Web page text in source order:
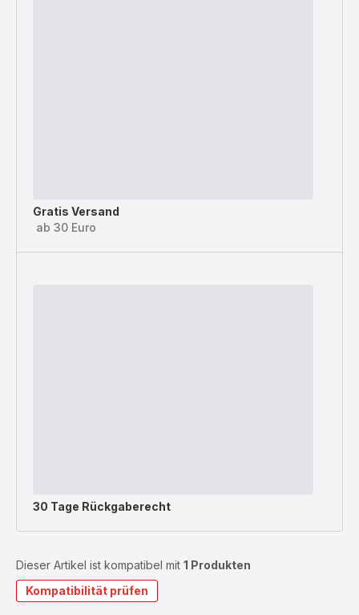
Gratis Versand
ab 30 Euro
30 Tage Rückgaberecht
Dieser Artikel ist kompatibel mit 1 Produkten
Kompatibilität prüfen